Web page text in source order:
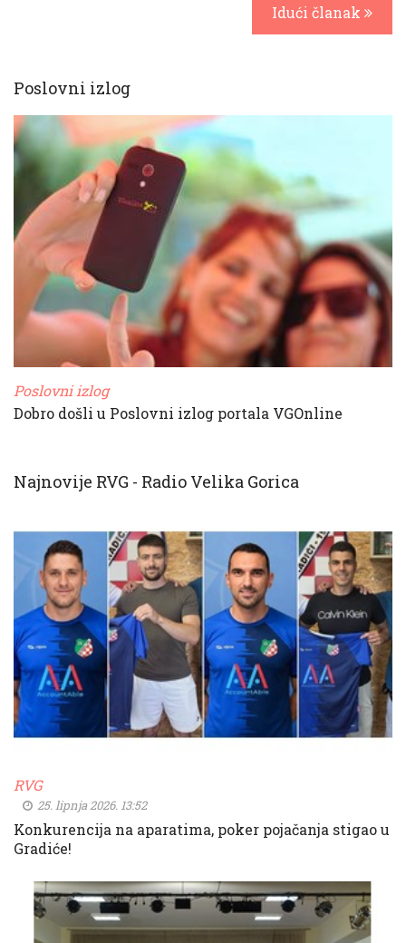
Idući članak
Poslovni izlog
Poslovni izlog
Dobro došli u Poslovni izlog portala VGOnline
Najnovije RVG - Radio Velika Gorica
RVG
25. lipnja 2026. 13:52
Konkurencija na aparatima, poker pojačanja stigao u
Gradiće!